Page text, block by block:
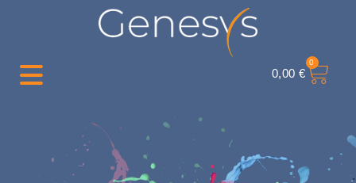
0,00 €
0